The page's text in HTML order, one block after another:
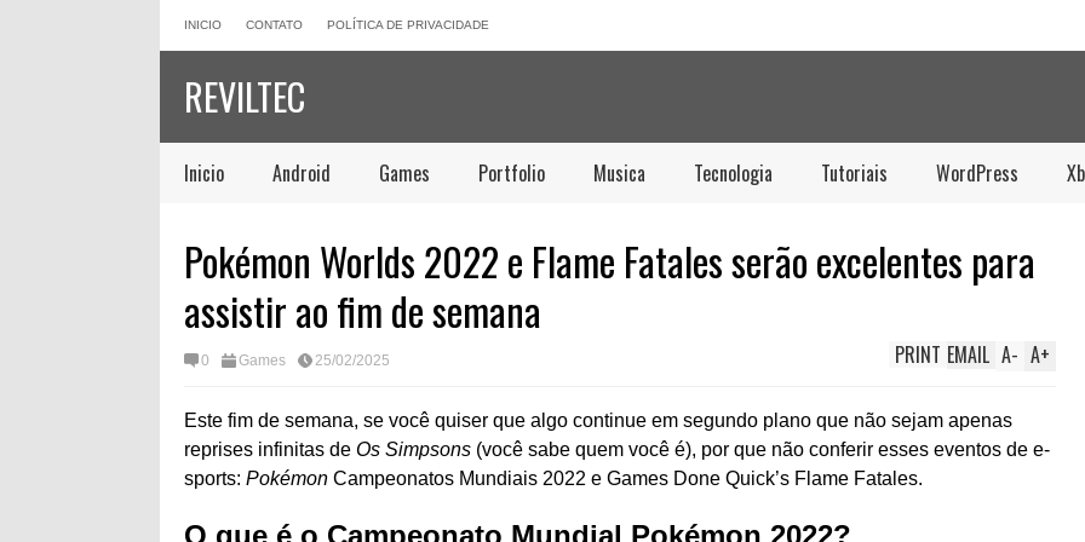
INICIO CONTATO POLÍTICA DE PRIVACIDADE
REVILTEC
Inicio Android Games Portfolio Musica Tecnologia Tutoriais WordPress
Pokémon Worlds 2022 e Flame Fatales serão excelentes para
assistir ao fim de semana
0 Games 25/02/2025 A+
A-
EMAIL
PRINT
Este fim de semana, se você quiser que algo continue em segundo plano que não sejam apenas
reprises infinitas de Os Simpsons (você sabe quem você é), por que não conferir esses eventos de e-
sports: Pokémon Campeonatos Mundiais 2022 e Games Done Quick’s Flame Fatales.
O que é o Campeonato Mundial Pokémon 2022?